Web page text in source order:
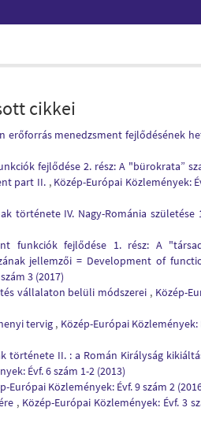
cikkei
erőforrás menedzsment fejlődésének
fejlődése 2. rész: A "bürokrata”
part II. , Közép-Európai Közlemények:
története IV. Nagy-Románia születése
funkciók fejlődése 1. rész: A
jellemzői = Development of
3 (2017)
vállalaton belüli módszerei , Közép-
tervig , Közép-Európai Közlemények:
története II. : a Román Királyság
Évf. 6 szám 1-2 (2013)
Európai Közlemények: Évf. 9 szám 2
, Közép-Európai Közlemények: Évf. 3